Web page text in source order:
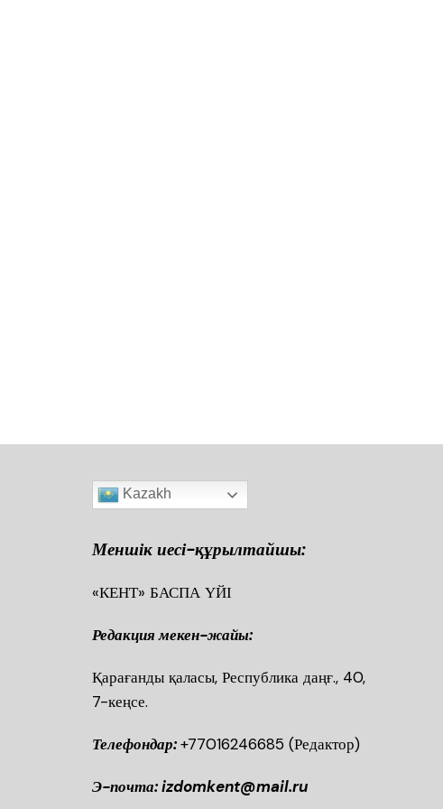
Kazakh
Меншік иесі-құрылтайшы:
«КЕНТ» БАСПА ҮЙІ
Редакция мекен-жайы:
Қарағанды қаласы, Республика даңғ., 40,
7-кеңсе.
Телефондар:+77016246685 (Редактор)
Э-почта: izdomkent@mail.ru